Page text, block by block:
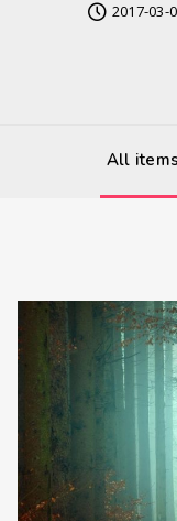
2017-03-
All items